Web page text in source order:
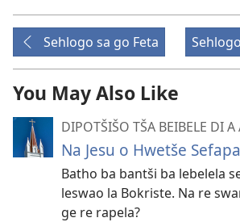
Sehlogo sa go Feta
You May Also Like
DIPOTŠIŠO TŠA BEIBELE DI A
Na Jesu o Hwetše
Batho ba bantši ba lebelela
leswao la Bokriste. Na re
ge re rapela?